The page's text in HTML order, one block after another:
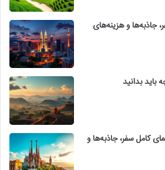
جاذبه‌ها و هزینه‌های
باید بدانید
کامل سفر، جاذبه‌ها و